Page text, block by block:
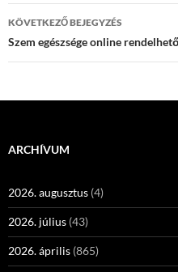
KÖVETKEZŐ BEJEGYZÉS
Szem egészsége online
ARCHÍVUM
2026. augusztus (4)
2026. július (43)
2026. április (865)